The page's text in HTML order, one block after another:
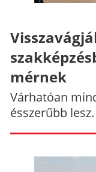
mérnek
Várhatóan
ésszerűbb lesz.